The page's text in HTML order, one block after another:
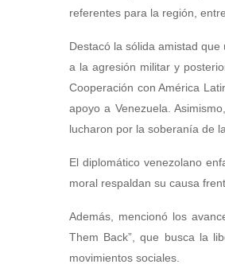
referentes para la región,
Destacó la sólida amistad
a la agresión militar y
Cooperación con América
apoyo a Venezuela.
lucharon por la soberanía de
El diplomático venezolano
moral respaldan su causa
Además, mencionó los
Them Back”, que busca la
movimientos sociales.